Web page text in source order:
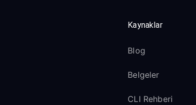
Kaynaklar
Blog
Belgeler
CLI Rehberi